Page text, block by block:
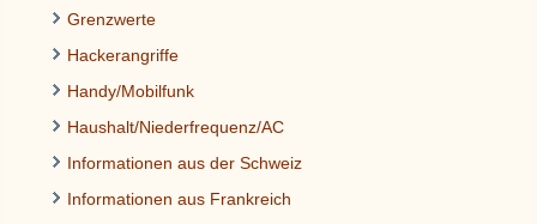
Grenzwerte
Hackerangriffe
Handy/Mobilfunk
Haushalt/Niederfrequenz/AC
Informationen aus der Schweiz
Informationen aus Frankreich